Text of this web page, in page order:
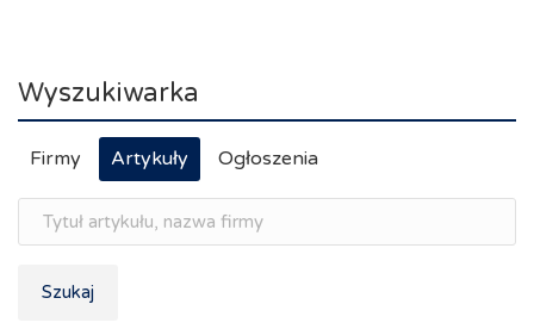
Wyszukiwarka
Firmy Artykuły Ogłoszenia
Szukaj